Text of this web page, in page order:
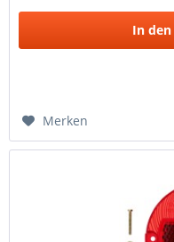
In den
Merken